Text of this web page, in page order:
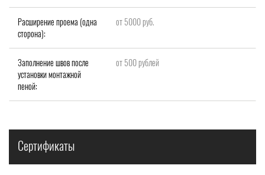
Расширение проема (одна
сторона):
от 5000 руб.
Заполнение швов после
установки монтажной
пеной:
от 500 рублей
Сертификаты